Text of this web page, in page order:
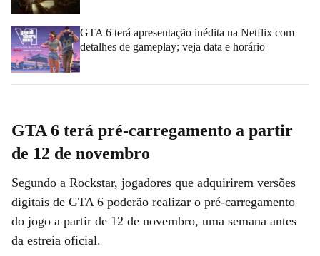
GTA 6 terá apresentação inédita na Netflix com
detalhes de gameplay; veja data e horário
GTA 6 terá pré-carregamento a partir
de 12 de novembro
Segundo a Rockstar, jogadores que adquirirem versões
digitais de GTA 6 poderão realizar o pré-carregamento
do jogo a partir de 12 de novembro, uma semana antes
da estreia oficial.